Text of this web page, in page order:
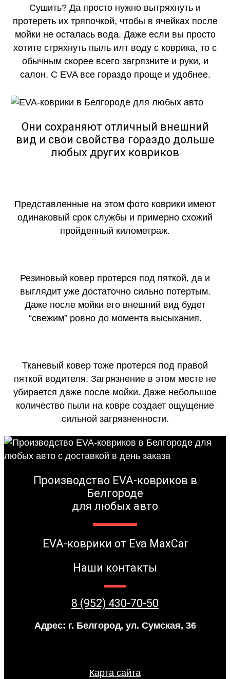
Сушить? Да просто нужно вытряхнуть и
протереть их тряпочкой, чтобы в ячейках после
мойки не осталась вода. Даже если вы просто
хотите стряхнуть пыль илт воду с коврика, то с
обычным скорее всего загрязните и руки, и
салон. С EVA все гораздо проще и удобнее.
Они сохраняют отличный внешний
вид и свои свойства гораздо дольше
любых других ковриков
Представленные на этом фото коврики имеют
одинаковый срок службы и примерно схожий
пройденный километраж.
Резиновый ковер протерся под пяткой, да и
выглядит уже достаточно сильно потертым.
Даже после мойки его внешний вид будет
“свежим” ровно до момента высыхания.
Тканевый ковер тоже протерся под правой
пяткой водителя. Загрязнение в этом месте не
убирается даже после мойки. Даже небольшое
количество пыли на ковре создает ощущение
сильной загрязненности.
Производство EVA-ковриков в
Белгороде
для любых авто
EVA-коврики от Eva MaxCar
Наши контакты
8 (952) 430-70-50
Адрес: г. Белгород, ул. Сумская, 36
Карта сайта